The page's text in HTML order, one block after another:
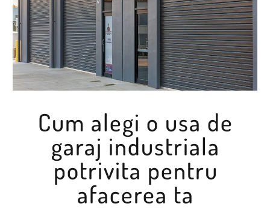
Cum alegi o usa de
garaj industriala
potrivita pentru
afacerea ta